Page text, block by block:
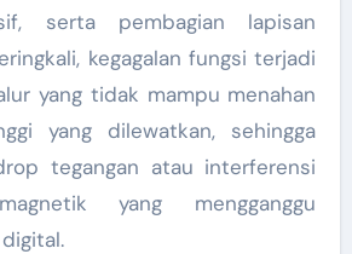
serta pembagian lapisan
kegagalan fungsi terjadi
yang tidak mampu menahan
yang dilewatkan, sehingga
tegangan atau interferensi
yang mengganggu